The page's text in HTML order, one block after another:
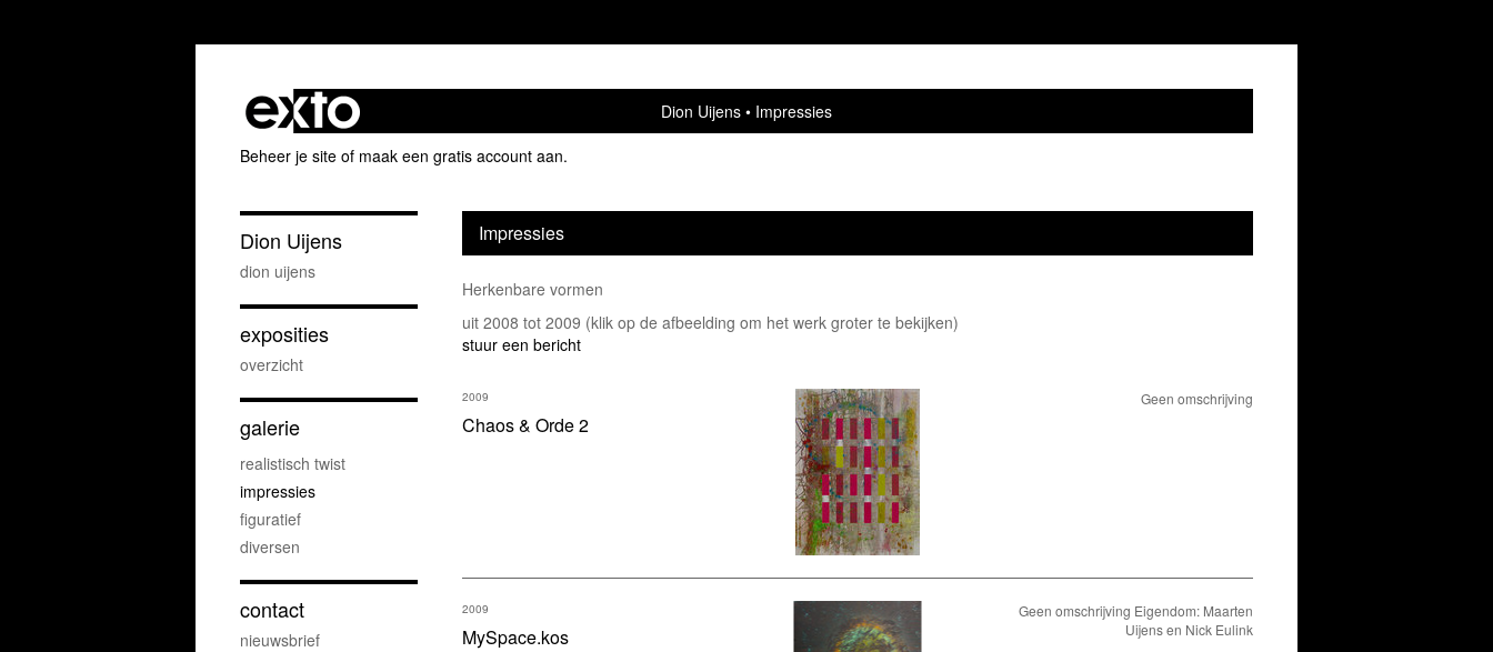
Dion Uijens
Impressies
Beheer je site of maak een gratis account aan.
Impressies
Herkenbare vormen
uit 2008 tot 2009 (klik op de afbeelding om het werk groter te bekijken)
stuur een bericht
Chaos & Orde 2
2009 Geen omschrijving
MySpace.kos
2009
Geen omschrijving Eigendom: Maarten
Uijens en Nick Eulink
Dion Uijens
dion uijens
exposities
overzicht
galerie
realistisch twist
impressies
figuratief
diversen
contact
nieuwsbrief